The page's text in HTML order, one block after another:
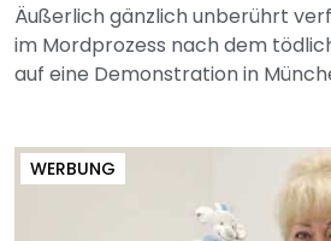
Äußerlich gänzlich unberührt
im Mordprozess nach dem
auf eine Demonstration in
WERBUNG